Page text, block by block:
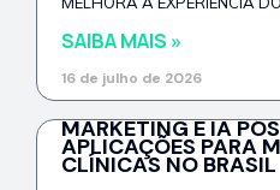
SAIBA MAIS »
16 de julho de 2026
MARKETING E IA
APLICAÇÕES PARA
CLÍNICAS NO BRASIL